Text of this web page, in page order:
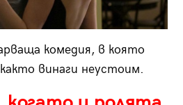
комедия, в която
винаги неустоим.